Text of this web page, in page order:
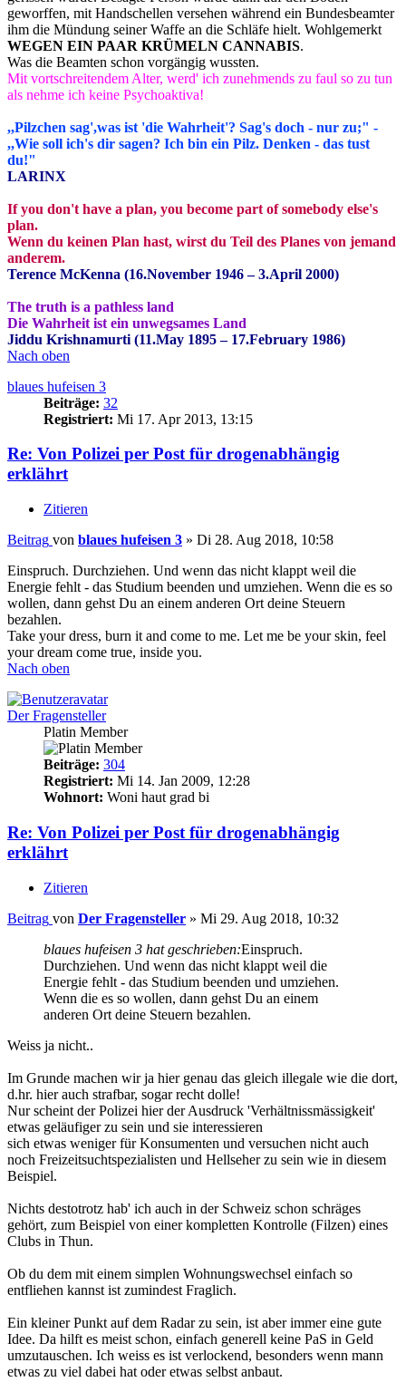
geworffen, mit Handschellen versehen während ein Bundesbeamter
ihm die Mündung seiner Waffe an die Schläfe hielt. Wohlgemerkt
WEGEN EIN PAAR KRÜMELN CANNABIS.
Was die Beamten schon vorgängig wussten.
Mit vortschreitendem Alter, werd' ich zunehmends zu faul so zu tun
als nehme ich keine Psychoaktiva!
,,Pilzchen sag',was ist 'die Wahrheit'? Sag's doch - nur zu;" -
,,Wie soll ich's dir sagen? Ich bin ein Pilz. Denken - das tust
du!"
LARINX
If you don't have a plan, you become part of somebody else's
plan.
Wenn du keinen Plan hast, wirst du Teil des Planes von jemand
anderem.
Terence McKenna (16.November 1946 – 3.April 2000)
The truth is a pathless land
Die Wahrheit ist ein unwegsames Land
Jiddu Krishnamurti (11.May 1895 – 17.February 1986)
Nach oben
blaues hufeisen 3
Beiträge: 32
Registriert: Mi 17. Apr 2013, 13:15
Re: Von Polizei per Post für drogenabhängig
erklährt
Zitieren
Beitrag von blaues hufeisen 3 » Di 28. Aug 2018, 10:58
Einspruch. Durchziehen. Und wenn das nicht klappt weil die
Energie fehlt - das Studium beenden und umziehen. Wenn die es so
wollen, dann gehst Du an einem anderen Ort deine Steuern
bezahlen.
Take your dress, burn it and come to me. Let me be your skin, feel
your dream come true, inside you.
Nach oben
Der Fragensteller
Platin Member
Beiträge: 304
Registriert: Mi 14. Jan 2009, 12:28
Wohnort: Woni haut grad bi
Re: Von Polizei per Post für drogenabhängig
erklährt
Zitieren
Beitrag von Der Fragensteller » Mi 29. Aug 2018, 10:32
blaues hufeisen 3 hat geschrieben:Einspruch.
Durchziehen. Und wenn das nicht klappt weil die
Energie fehlt - das Studium beenden und umziehen.
Wenn die es so wollen, dann gehst Du an einem
anderen Ort deine Steuern bezahlen.
Weiss ja nicht..
Im Grunde machen wir ja hier genau das gleich illegale wie die dort,
d.hr. hier auch strafbar, sogar recht dolle!
Nur scheint der Polizei hier der Ausdruck 'Verhältnissmässigkeit'
etwas geläufiger zu sein und sie interessieren
sich etwas weniger für Konsumenten und versuchen nicht auch
noch Freizeitsuchtspezialisten und Hellseher zu sein wie in diesem
Beispiel.
Nichts destotrotz hab' ich auch in der Schweiz schon schräges
gehört, zum Beispiel von einer kompletten Kontrolle (Filzen) eines
Clubs in Thun.
Ob du dem mit einem simplen Wohnungswechsel einfach so
entfliehen kannst ist zumindest Fraglich.
Ein kleiner Punkt auf dem Radar zu sein, ist aber immer eine gute
Idee. Da hilft es meist schon, einfach generell keine PaS in Geld
umzutauschen. Ich weiss es ist verlockend, besonders wenn mann
etwas zu viel dabei hat oder etwas selbst anbaut.